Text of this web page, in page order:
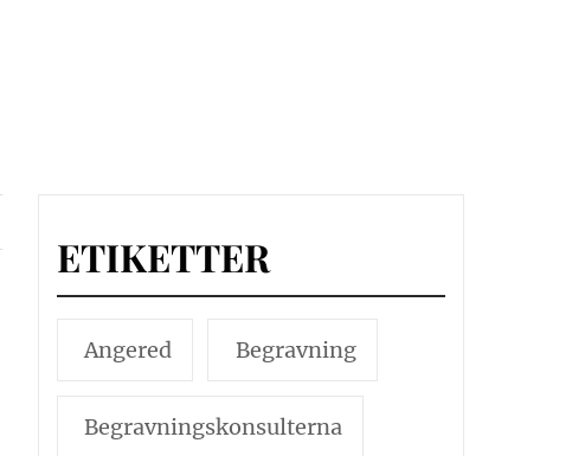
ETIKETTER
Angered Begravning
Begravningskonsulterna